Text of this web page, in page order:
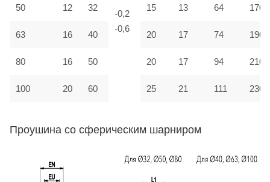
-0,2
-0,6
50 12 32 15 13 64 170
63 16 40 20 17 74 190
80 16 50 20 17 94 210
100 20 60 25 21 111 230
Проушина со сферическим шарниром